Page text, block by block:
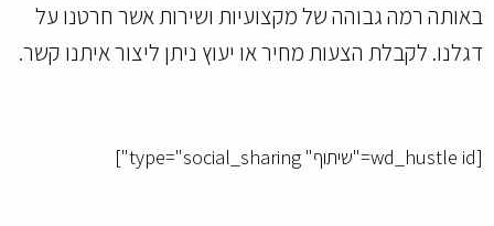
באותה רמה גבוהה של מקצועיות ושירות אשר חרטנו על
דגלנו. לקבלת הצעות מחיר או יעוץ ניתן ליצור איתנו קשר.
[wd_hustle id="שיתוף" type="social_sharing"]